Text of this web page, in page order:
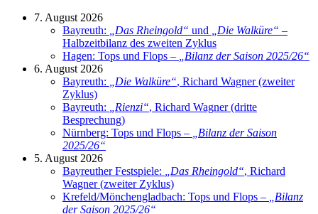
7. August 2026
Bayreuth:
Das Rheingold“ und Die Walküre“ –
Halbzeitbilanz des zweiten Zyklus
Hagen: Tops und Flops –
Bilanz der Saison 2025/26“
6. August 2026
Bayreuth:
Die Walküre“, Richard Wagner (zweiter
Zyklus)
Bayreuth:
Rienzi“, Richard Wagner (dritte
Besprechung)
Nürnberg: Tops und Flops –
Bilanz der Saison
2025/26“
5. August 2026
Bayreuther Festspiele:
Das Rheingold“, Richard
Wagner (zweiter Zyklus)
Krefeld/Mönchengladbach: Tops und Flops –
Bilanz
der Saison 2025/26“